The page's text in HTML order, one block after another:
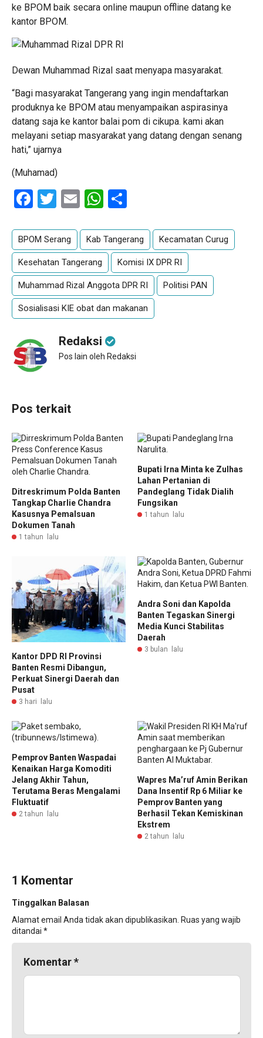
ke BPOM baik secara online maupun offline datang ke
kantor BPOM.
Dewan Muhammad Rizal saat menyapa masyarakat.
“Bagi masyarakat Tangerang yang ingin mendaftarkan
produknya ke BPOM atau menyampaikan aspirasinya
datang saja ke kantor balai pom di cikupa. kami akan
melayani setiap masyarakat yang datang dengan senang
hati,” ujarnya
(Muhamad)
Facebook
Twitter
EmailWhatsApp
BPOM Serang Kab Tangerang Kecamatan Curug
Kesehatan Tangerang Komisi IX DPR RI
Muhammad Rizal Anggota DPR RI Politisi PAN
Sosialisasi KIE obat dan makanan
Redaksi
Pos lain oleh Redaksi
Pos terkait
Ditreskrimum Polda Banten
Tangkap Charlie Chandra
Kasusnya Pemalsuan
Dokumen Tanah
1 tahun lalu
Bupati Irna Minta ke Zulhas
Lahan Pertanian di
Pandeglang Tidak Dialih
Fungsikan
1 tahun lalu
Kantor DPD RI Provinsi
Banten Resmi Dibangun,
Perkuat Sinergi Daerah dan
Pusat
3 hari lalu
Andra Soni dan Kapolda
Banten Tegaskan Sinergi
Media Kunci Stabilitas
Daerah
3 bulan lalu
Pemprov Banten Waspadai
Kenaikan Harga Komoditi
Jelang Akhir Tahun,
Terutama Beras Mengalami
Fluktuatif
2 tahun lalu
Wapres Ma’ruf Amin Berikan
Dana Insentif Rp 6 Miliar ke
Pemprov Banten yang
Berhasil Tekan Kemiskinan
Ekstrem
2 tahun lalu
1 Komentar
Tinggalkan Balasan
Alamat email Anda tidak akan dipublikasikan. Ruas yang wajib
ditandai *
Komentar*